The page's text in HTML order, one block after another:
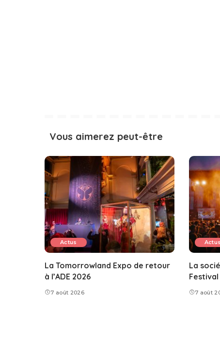
Vous aimerez peut-être
Actus
La Tomorrowland Expo de retour
à l’ADE 2026
7 août 2026
Actus
La
7 août